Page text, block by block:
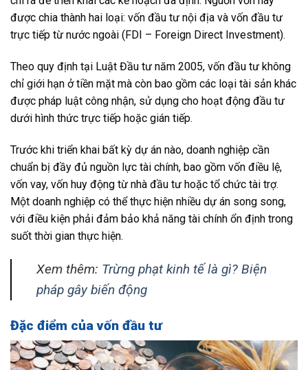
được chia thành hai loại: vốn đầu tư nội địa và vốn đầu tư
trực tiếp từ nước ngoài (FDI – Foreign Direct Investment).
Theo quy định tại Luật Đầu tư năm 2005, vốn đầu tư không
chỉ giới hạn ở tiền mặt mà còn bao gồm các loại tài sản khác
được pháp luật công nhận, sử dụng cho hoạt động đầu tư
dưới hình thức trực tiếp hoặc gián tiếp.
Trước khi triển khai bất kỳ dự án nào, doanh nghiệp cần
chuẩn bị đầy đủ nguồn lực tài chính, bao gồm vốn điều lệ,
vốn vay, vốn huy động từ nhà đầu tư hoặc tổ chức tài trợ.
Một doanh nghiệp có thể thực hiện nhiều dự án song song,
với điều kiện phải đảm bảo khả năng tài chính ổn định trong
suốt thời gian thực hiện.
Xem thêm: Trừng phạt kinh tế là gì? Biện
pháp gây biến động
Đặc điểm của vốn đầu tư